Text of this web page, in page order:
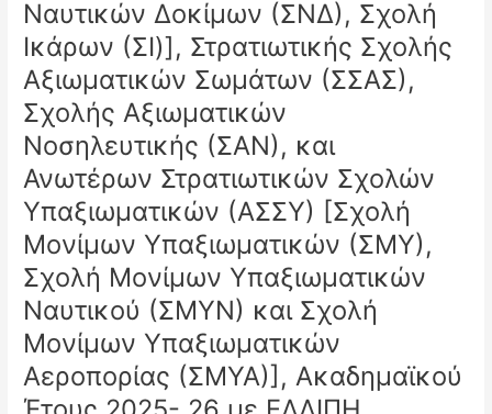
Ναυτικών Δοκίμων (ΣΝΔ), Σχολή
Ικάρων (ΣΙ)], Στρατιωτικής Σχολής
Αξιωματικών Σωμάτων (ΣΣΑΣ),
Σχολής Αξιωματικών
Νοσηλευτικής (ΣΑΝ), και
Ανωτέρων Στρατιωτικών Σχολών
Υπαξιωματικών (ΑΣΣΥ) [Σχολή
Μονίμων Υπαξιωματικών (ΣΜΥ),
Σχολή Μονίμων Υπαξιωματικών
Ναυτικού (ΣΜΥΝ) και Σχολή
Μονίμων Υπαξιωματικών
Αεροπορίας (ΣΜΥΑ)], Ακαδημαϊκού
Εκπαιδευτικών
Ιδρυμάτων
(ΑΣΕΙ)
[Στρατιωτική
Σχολή
Ευελπίδων
(ΣΣΕ),
Σχολή
Ναυτικών
Δοκίμων
(ΣΝΔ),
Σχολή
Ικάρων
Στρατιωτικής
Σχολής
Αξιωματικών